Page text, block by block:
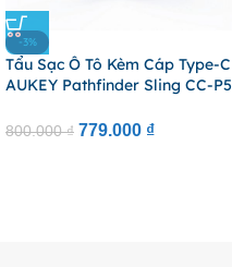
-3%
Tẩu Sạc Ô Tô Kèm Cáp Type-C
AUKEY Pathfinder Sling CC-P5
LED Indicator Light)
800.000₫ 779.000 ₫